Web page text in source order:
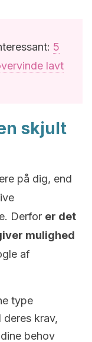
5
lavt
skjult
på dig, end
Derfor er det
mulighed
af
type
deres krav,
behov